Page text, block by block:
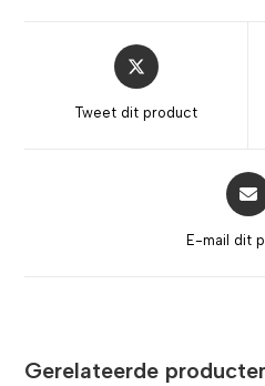
Tweet dit product
E-mail dit
Gerelateerde